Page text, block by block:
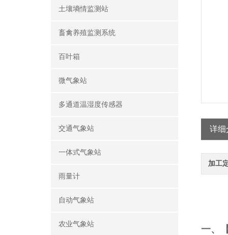
土壤墒情监测站
畜禽养殖监测系统
百叶箱
微气象站
多通道温湿度传感器
交通气象站
一体式气象站
雨量计
自动气象站
农业气象站
详细
加工
一、